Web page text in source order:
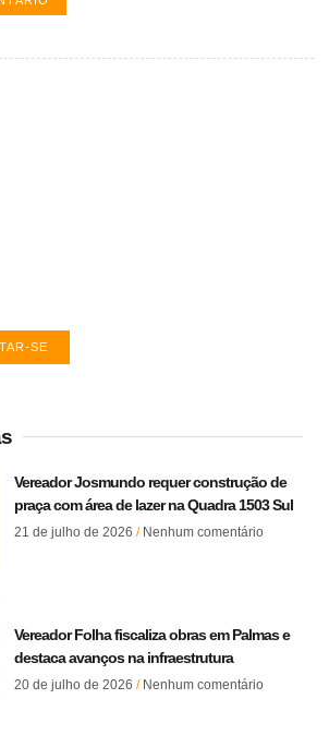
SE
Vereador Josmundo requer construção de
praça com área de lazer na Quadra 1503 Sul
21 de julho de 2026 Nenhum comentário
Vereador Folha fiscaliza obras em Palmas e
destaca avanços na infraestrutura
20 de julho de 2026 Nenhum comentário